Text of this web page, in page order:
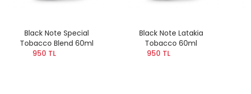
Black Note Special
Tobacco Blend 60ml
950 TL
Black Note Latakia
Tobacco 60ml
950 TL